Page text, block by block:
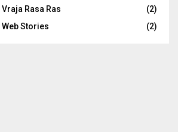
Vraja Rasa Ras
(2)
Web Stories
(2)